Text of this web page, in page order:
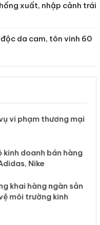
xuất, nhập cảnh trái
da cam, tôn vinh 60
vụ vi phạm thương
6 hộ kinh doanh bán
hiệu Adidas, Nike